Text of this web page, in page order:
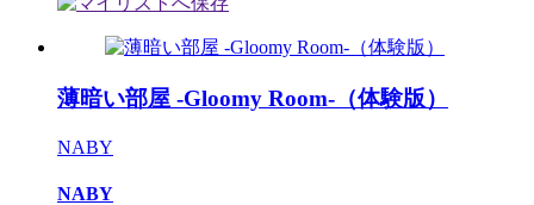
薄暗い部屋 -Gloomy Room-（体験版）
NABY
NABY